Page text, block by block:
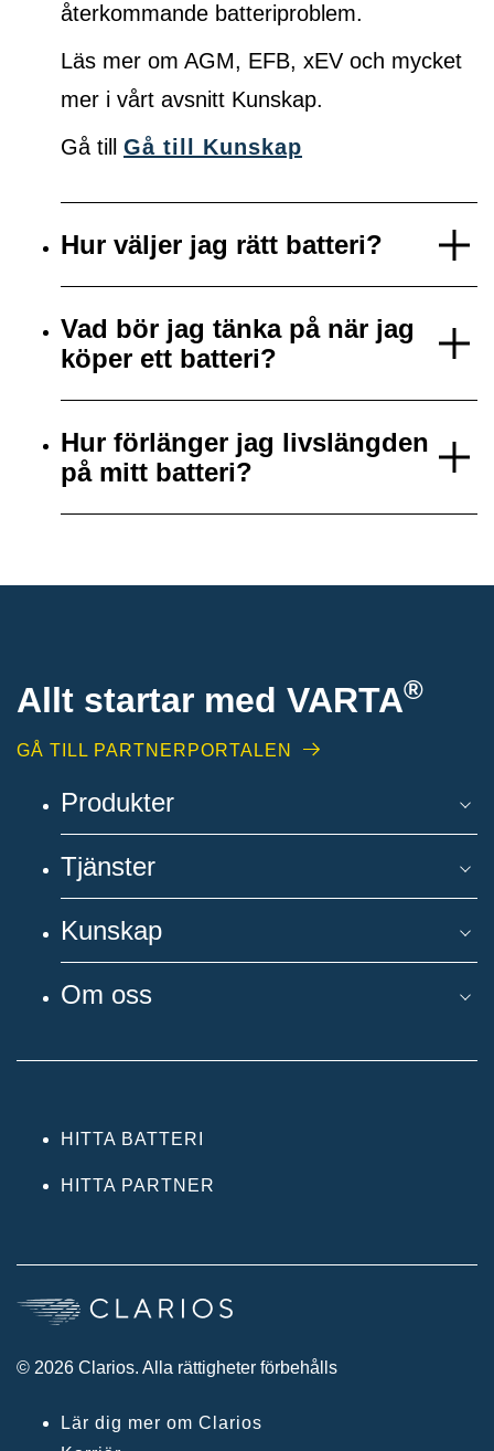
återkommande batteriproblem.
Läs mer om AGM, EFB, xEV och mycket
mer i vårt avsnitt Kunskap.
Gå till Gå till Kunskap
Hur väljer jag rätt batteri?
Vad bör jag tänka på när jag
köper ett batteri?
Hur förlänger jag livslängden
på mitt batteri?
Allt startar med VARTA®
GÅ TILL PARTNERPORTALEN
Produkter
Tjänster
Kunskap
Om oss
HITTA BATTERI
HITTA PARTNER
© 2026 Clarios. Alla rättigheter förbehålls
Lär dig mer om Clarios